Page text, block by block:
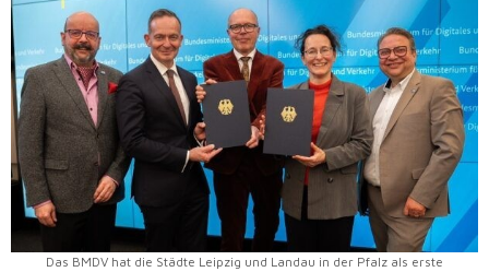
Das BMDV hat die Städte Leipzig und Landau in der Pfalz als erste